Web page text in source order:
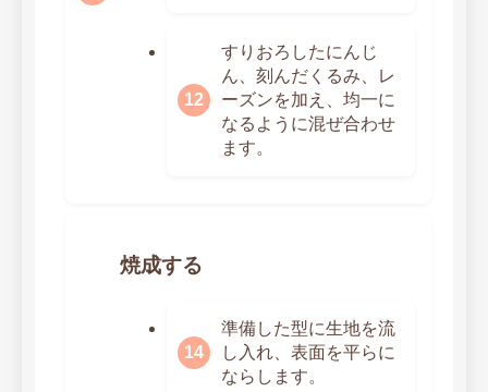
すりおろしたにんじ
ん、刻んだくるみ、レ
ーズンを加え、均一に
なるように混ぜ合わせ
ます。
焼成する
準備した型に生地を流
し入れ、表面を平らに
ならします。